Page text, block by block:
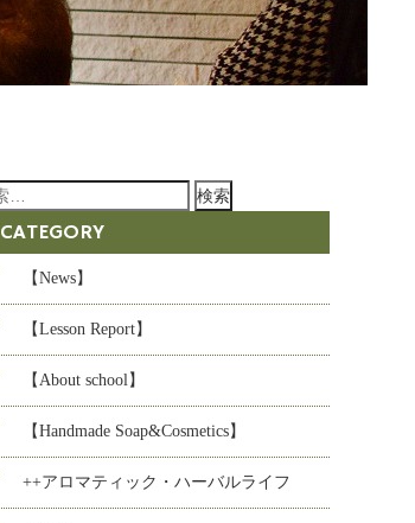
CATEGORY
【News】
【Lesson Report】
【About school】
【Handmade Soap&Cosmetics】
++アロマティック・ハーバルライフ